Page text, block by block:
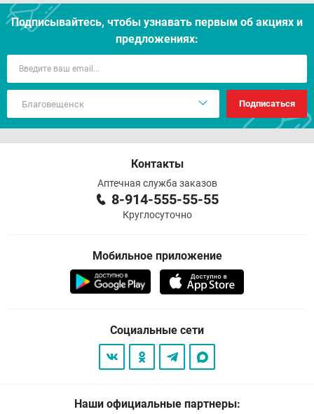
Подписывайтесь, чтобы узнавать первым об акцияx и
предложениях:
Подписаться
Контакты
Аптечная служба заказов
8-914-555-55-55
Круглосуточно
Мобильное приложение
Социальные сети
Наши официальные партнеры: